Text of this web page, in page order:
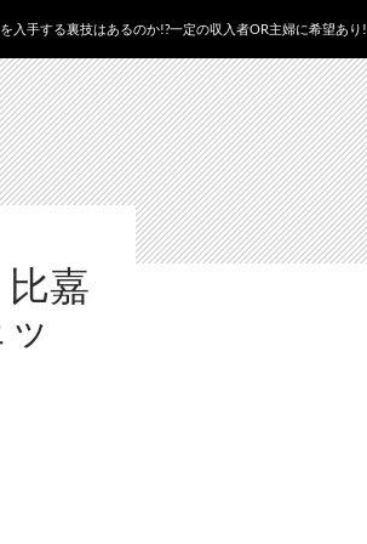
入手する裏技はあるのか!?一定の収入者OR主婦に希望あり!
嘉